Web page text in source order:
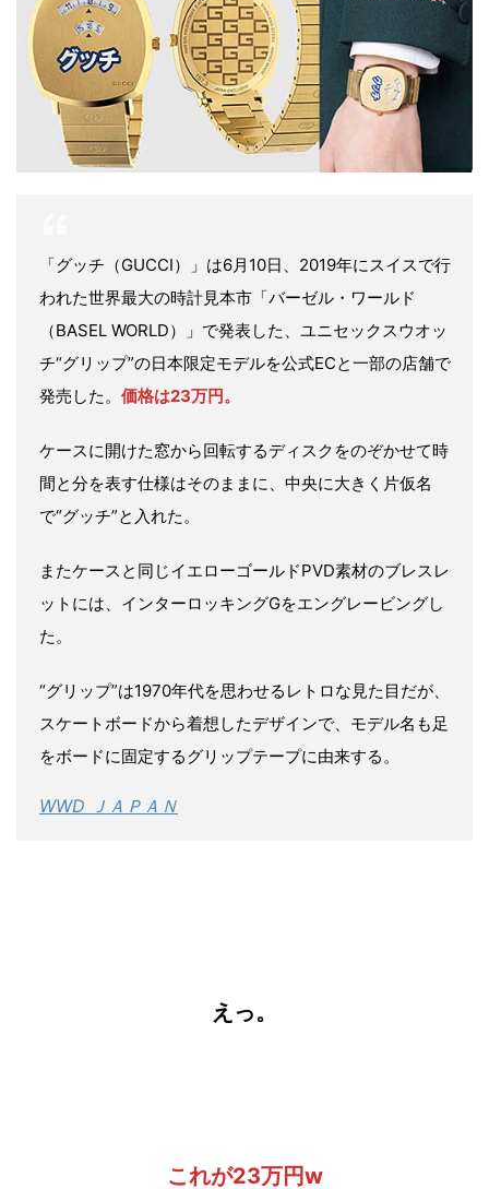
「グッチ（GUCCI）」は6月10日、2019年にスイスで行
われた世界最大の時計見本市「バーゼル・ワールド
（BASEL WORLD）」で発表した、ユニセックスウオッ
チ“グリップ”の日本限定モデルを公式ECと一部の店舗で
発売した。 価格は23万円。
ケースに開けた窓から回転するディスクをのぞかせて時
間と分を表す仕様はそのままに、中央に大きく片仮名
で“グッチ”と入れた。
またケースと同じイエローゴールドPVD素材のブレスレ
ットには、インターロッキングGをエングレービングし
た。
“グリップ”は1970年代を思わせるレトロな見た目だが、
スケートボードから着想したデザインで、モデル名も足
をボードに固定するグリップテープに由来する。
WWD ＪＡＰＡＮ
えっ。
これが23万円w